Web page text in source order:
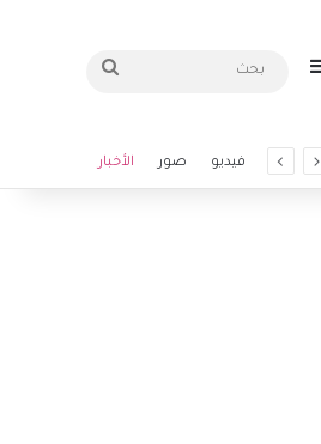
إضافة عمود جانبي بحث
فيديو صور الأخبار